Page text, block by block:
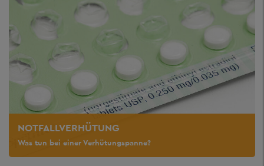
NOTFALLVERHÜTUNG
Was tun bei einer Verhütungspanne?